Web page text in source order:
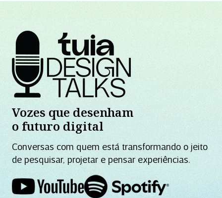
Vozes que desenham
o futuro digital
Conversas com quem está transformando o jeito
de pesquisar, projetar e pensar experiências.